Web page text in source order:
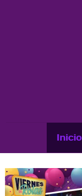
Inicio